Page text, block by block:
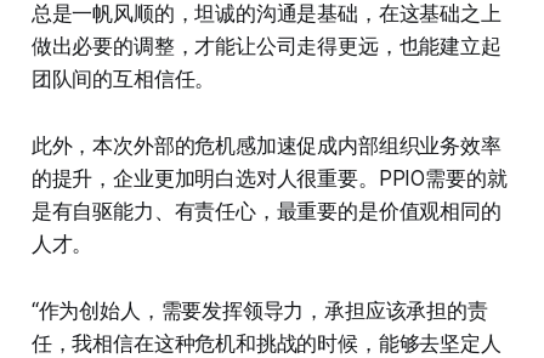
总是一帆风顺的，坦诚的沟通是基础，在这基础之上
做出必要的调整，才能让公司走得更远，也能建立起
团队间的互相信任。
此外，本次外部的危机感加速促成内部组织业务效率
的提升，企业更加明白选对人很重要。PPIO需要的就
是有自驱能力、有责任心，最重要的是价值观相同的
人才。
“作为创始人，需要发挥领导力，承担应该承担的责
任，我相信在这种危机和挑战的时候，能够去坚定人